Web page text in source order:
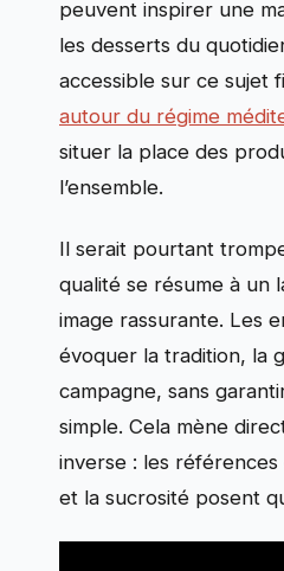
peuvent inspirer une
les desserts du
accessible sur ce sujet
autour du régime
situer la place des
l’ensemble.
Il serait pourtant
qualité se résume à un
image rassurante. Les
évoquer la tradition, la
campagne, sans
simple. Cela mène
inverse : les
et la sucrosité posent